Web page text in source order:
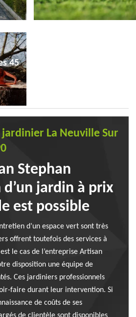
45
La Neuville Sur
Stephan
d’un jardin à prix
est possible
d’un espace vert sont très
offrent toutefois des services à
le cas de l’entreprise Artisan
disposition une équipe de
Ces jardiniers professionnels
faire durant leur intervention. Si
de coûts de ses